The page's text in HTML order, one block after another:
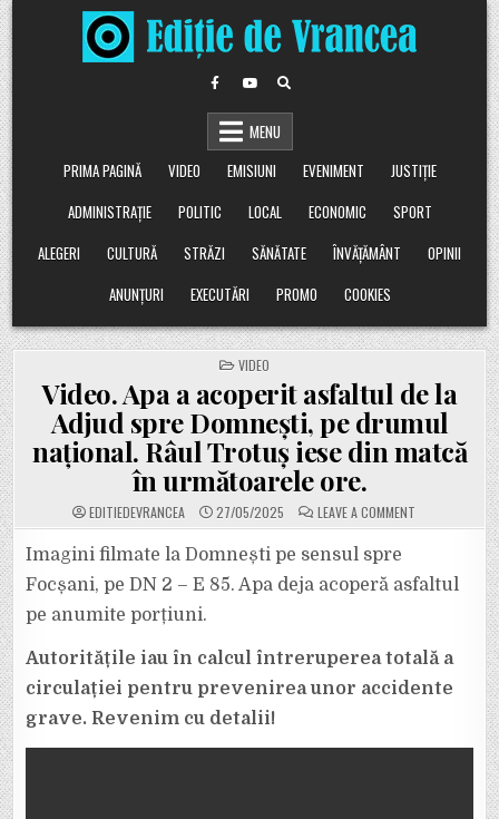
Skip
to
content
MENU
PRIMA PAGINĂ
VIDEO EMISIUNI EVENIMENT
JUSTIȚIE
ADMINISTRAȚIE
POLITIC LOCAL ECONOMIC
SPORT
ALEGERI
CULTURĂ STRĂZI SĂNĂTATE ÎNVĂȚĂMÂNT
OPINII
ANUNȚURI
EXECUTĂRI PROMO COOKIES
POSTED
IN
VIDEO
Video. Apa a acoperit asfaltul de la
Adjud spre Domnești, pe drumul
național. Râul Trotuș iese din matcă
în următoarele ore.
EDITIEDEVRANCEA 27/05/2025 LEAVE A COMMENT
VIDEO.
ASFALTUL
DE
PE
DRUMUL
NAȚIONAL.
RÂUL
MATCĂ
URMĂTOARELE
Imagini filmate la Domnești pe sensul spre
Focșani, pe DN 2 – E 85. Apa deja acoperă asfaltul
pe anumite porțiuni.
Autoritățile iau în calcul întreruperea totală a
circulației pentru prevenirea unor accidente
grave. Revenim cu detalii!